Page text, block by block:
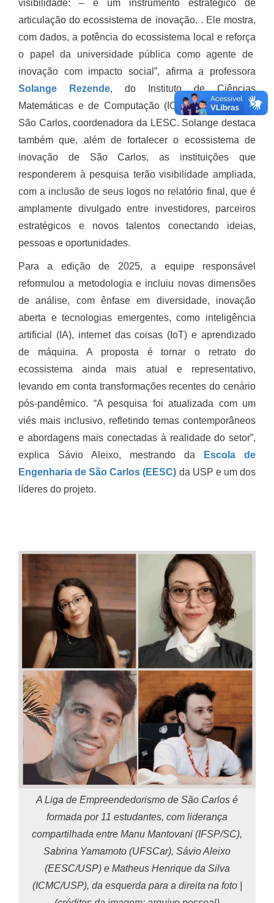
visibilidade: – é um instrumento estratégico de
articulação do ecossistema de inovação. . Ele mostra,
com dados, a potência do ecossistema local e reforça
o papel da universidade pública como agente de
inovação com impacto social”, afirma a professora
Solange Rezende, do Instituto de Ciências
Matemáticas e de Computação (ICMC) da USP, em
São Carlos, coordenadora da LESC. Solange destaca
também que, além de fortalecer o ecossistema de
inovação de São Carlos, as instituições que
responderem à pesquisa terão visibilidade ampliada,
com a inclusão de seus logos no relatório final, que é
amplamente divulgado entre investidores, parceiros
estratégicos e novos talentos conectando ideias,
pessoas e oportunidades.
Para a edição de 2025, a equipe responsável
reformulou a metodologia e incluiu novas dimensões
de análise, com ênfase em diversidade, inovação
aberta e tecnologias emergentes, como inteligência
artificial (IA), internet das coisas (IoT) e aprendizado
de máquina. A proposta é tornar o retrato do
ecossistema ainda mais atual e representativo,
levando em conta transformações recentes do cenário
pós-pandêmico. “A pesquisa foi atualizada com um
viés mais inclusivo, refletindo temas contemporâneos
e abordagens mais conectadas à realidade do setor”,
explica Sávio Aleixo, mestrando da
Escola de
Engenharia de São Carlos (EESC) da USP e um dos
líderes do projeto.
A Liga de Empreendedorismo de São Carlos é
formada por 11 estudantes, com liderança
compartilhada entre Manu Mantovani (IFSP/SC),
Sabrina Yamamoto (UFSCar), Sávio Aleixo
(EESC/USP) e Matheus Henrique da Silva
(ICMC/USP), da esquerda para a direita na foto |